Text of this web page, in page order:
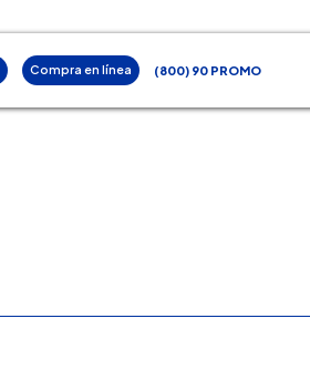
Compra en línea (800) 90 PROMO